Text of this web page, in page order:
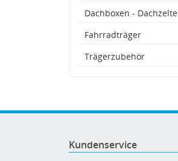
Dachboxen - Dachzelte
Fahrradträger
Trägerzubehör
Kundenservice